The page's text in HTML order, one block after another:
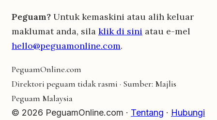
Peguam? Untuk kemaskini atau alih keluar
maklumat anda, sila klik di sini atau e-mel
hello@peguamonline.com.
PeguamOnline.com
Direktori peguam tidak rasmi · Sumber: Majlis
Peguam Malaysia
© 2026 PeguamOnline.com · Tentang · Hubungi